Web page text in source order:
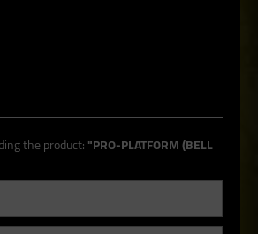
the product:"PRO-PLATFORM (BELL